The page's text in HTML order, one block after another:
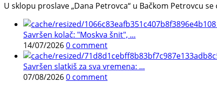
U sklopu proslave „Dana Petrovca“ u Bačkom Petrovcu
Savršen kolač: "Moskva šnit", ...
14/07/20260 comment
Savršen slatkiš za sva vremena: ...
07/08/20260 comment